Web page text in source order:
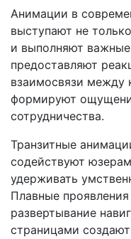
Анимации в
выступают не
и выполняют важные
предоставляют
взаимосвязи между
формируют
сотрудничества.
Транзитные
содействуют
удерживать
Плавные
развертывание
страницами